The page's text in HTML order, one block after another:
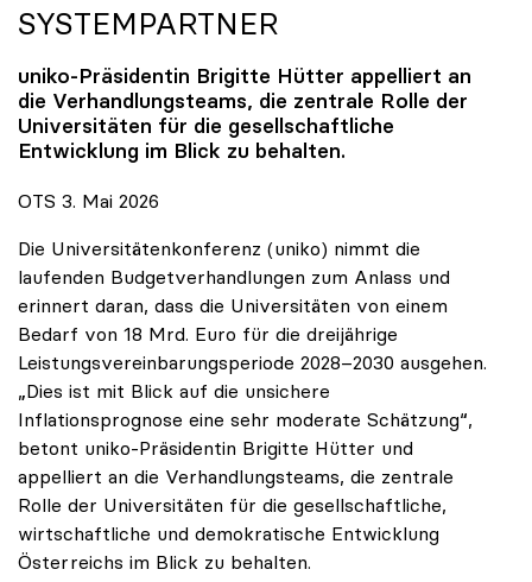
SYSTEMPARTNER
uniko-Präsidentin Brigitte Hütter appelliert an
die Verhandlungsteams, die zentrale Rolle der
Universitäten für die gesellschaftliche
Entwicklung im Blick zu behalten.
OTS 3. Mai 2026
Die Universitätenkonferenz (uniko) nimmt die
laufenden Budgetverhandlungen zum Anlass und
erinnert daran, dass die Universitäten von einem
Bedarf von 18 Mrd. Euro für die dreijährige
Leistungsvereinbarungsperiode 2028–2030 ausgehen.
„Dies ist mit Blick auf die unsichere
Inflationsprognose eine sehr moderate Schätzung“,
betont uniko-Präsidentin Brigitte Hütter und
appelliert an die Verhandlungsteams, die zentrale
Rolle der Universitäten für die gesellschaftliche,
wirtschaftliche und demokratische Entwicklung
Österreichs im Blick zu behalten.